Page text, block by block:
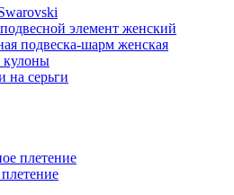
элемент женcкий
подвеска-шарм женская
кулоны
на серьги
плетение